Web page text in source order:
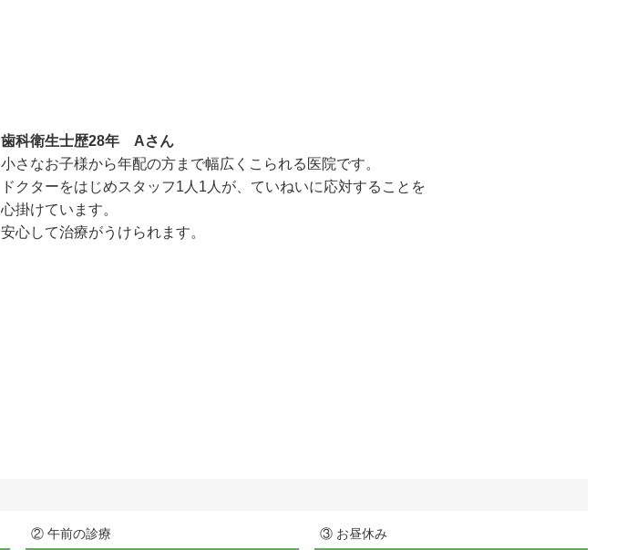
歯科衛生士歴28年 Aさん
小さなお子様から年配の方まで幅広くこられる医院です。
ドクターをはじめスタッフ1人1人が、ていねいに応対することを
心掛けています。
安心して治療がうけられます。
② 午前の診療 ③ お昼休み